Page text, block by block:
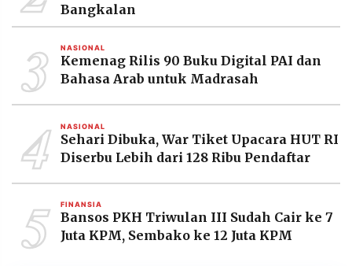
RESOLUSI
MEDIA
Bangkalan
3 NASIONAL
Kemenag Rilis 90 Buku Digital PAI dan
Bahasa Arab untuk Madrasah
4 NASIONAL
Sehari Dibuka, War Tiket Upacara HUT RI
Diserbu Lebih dari 128 Ribu Pendaftar
5 FINANSIA
Bansos PKH Triwulan III Sudah Cair ke 7
Juta KPM, Sembako ke 12 Juta KPM